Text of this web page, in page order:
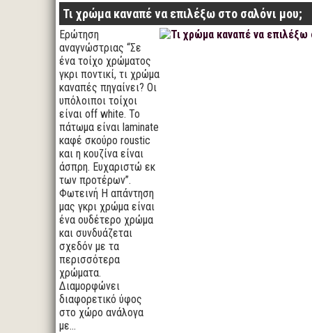
Τι χρώμα καναπέ να επιλέξω στο σαλόνι μου;
Ερώτηση
αναγνώστριας “Σε
ένα τοίχο χρώματος
γκρι ποντικί, τι χρώμα
καναπές πηγαίνει? Οι
υπόλοιποι τοίχοι
είναι off white. Το
πάτωμα είναι laminate
καφέ σκούρο roustic
και η κουζίνα είναι
άσπρη. Ευχαριστώ εκ
των προτέρων”.
Φωτεινή Η απάντηση
μας γκρι χρώμα είναι
ένα ουδέτερο χρώμα
και συνδυάζεται
σχεδόν με τα
περισσότερα
χρώματα.
Διαμορφώνει
διαφορετικό ύφος
στο χώρο ανάλογα
με…